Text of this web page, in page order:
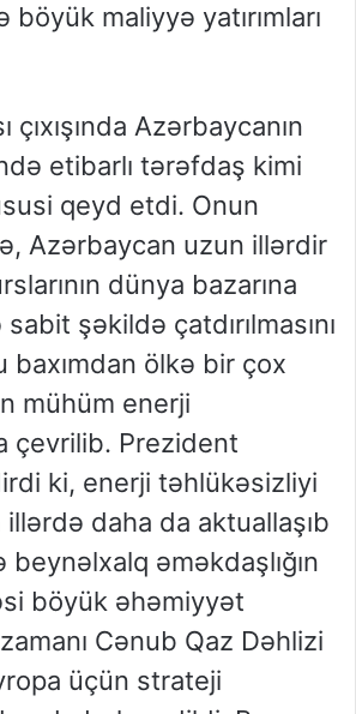
maliyyə yatırımları
çıxışında Azərbaycanın
etibarlı tərəfdaş kimi
qeyd etdi. Onun
Azərbaycan uzun illərdir
dünya bazarına
şəkildə çatdırılmasını
baxımdan ölkə bir çox
mühüm enerji
çevrilib. Prezident
ki, enerji təhlükəsizliyi
daha da aktuallaşıb
əməkdaşlığın
böyük əhəmiyyət
zamanı Cənub Qaz Dəhlizi
üçün strateji